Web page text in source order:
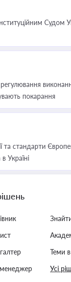
Судом
покарання
та стандарти
Україні
Теми в
Усі